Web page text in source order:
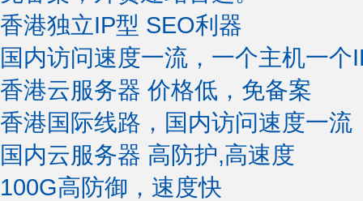
香港独立IP型 SEO利器
国内访问速度一流，一个主机一个
香港云服务器 价格低，免备案
香港国际线路，国内访问速度一
国内云服务器 高防护,高速度
100G高防御，速度快